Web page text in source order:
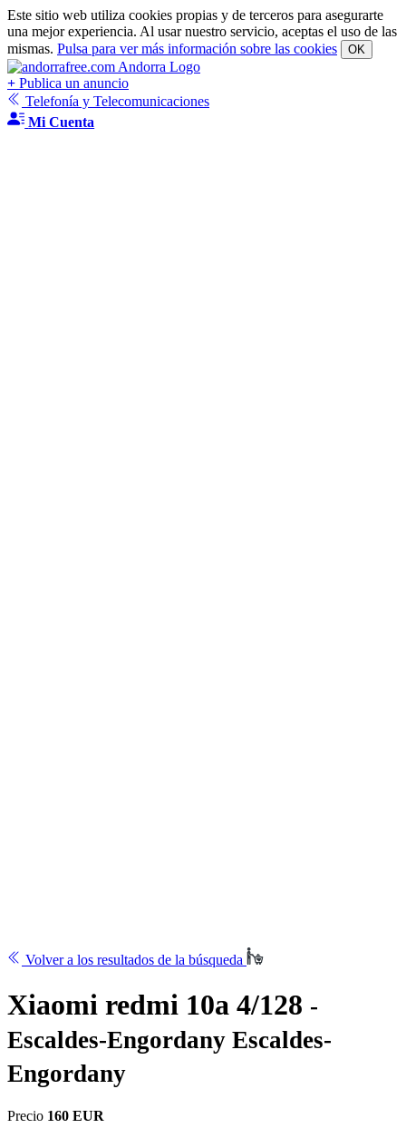
Este sitio web utiliza cookies propias y de terceros para asegurarte
una mejor experiencia. Al usar nuestro servicio, aceptas el uso de las
mismas. Pulsa para ver más información sobre las cookies OK
+ Publica un anuncio
Telefonía y Telecomunicaciones
Mi Cuenta
Volver a los resultados de la búsqueda
Xiaomi redmi 10a 4/128 -
Escaldes-Engordany Escaldes-
Engordany
Precio 160 EUR